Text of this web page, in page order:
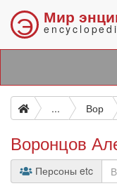
Э Мир
... Вор
Воронцов
Персоны etc